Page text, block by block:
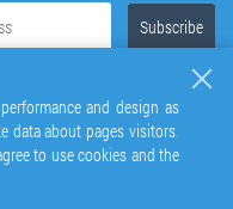
and design as
data about pages visitors.
to use cookies and the